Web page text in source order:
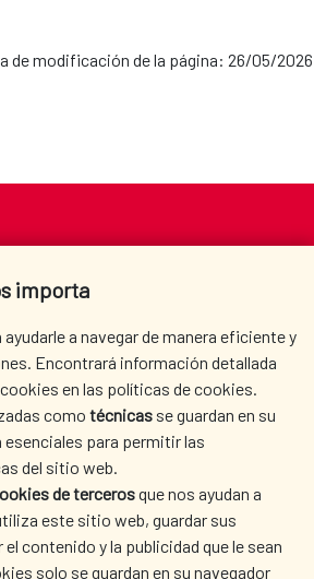
de modificación de la página: 26/05/2026
importa
a navegar de manera eficiente y
Encontrará información detallada
en las políticas de cookies.
como técnicas se guardan en su
esenciales para permitir las
del sitio web.
de tercerosque nos ayudan a
este sitio web, guardar sus
contenido y la publicidad que le sean
solo se guardan en su navegador
WHERE DO WE COOPERATE?
PRESS ROOM
LIBRARY